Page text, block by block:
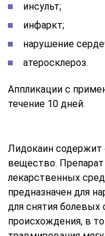
инсульт;
инфаркт;
нарушение
атеросклероз.
Аппликации с
течение 10 дней.
Лидокаин содержит
вещество. Препарат
лекарственных
предназначен для
для снятия
происхождения, в